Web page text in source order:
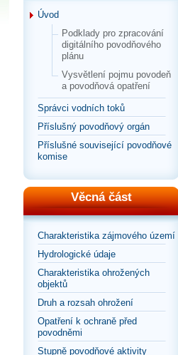
Úvod
Podklady pro zpracování
digitálního povodňového
plánu
Vysvětlení pojmu povodeň
a povodňová opatření
Správci vodních toků
Příslušný povodňový orgán
Příslušné související povodňové
komise
Věcná část
Charakteristika zájmového území
Hydrologické údaje
Charakteristika ohrožených
objektů
Druh a rozsah ohrožení
Opatření k ochraně před
povodněmi
Stupně povodňové aktivity